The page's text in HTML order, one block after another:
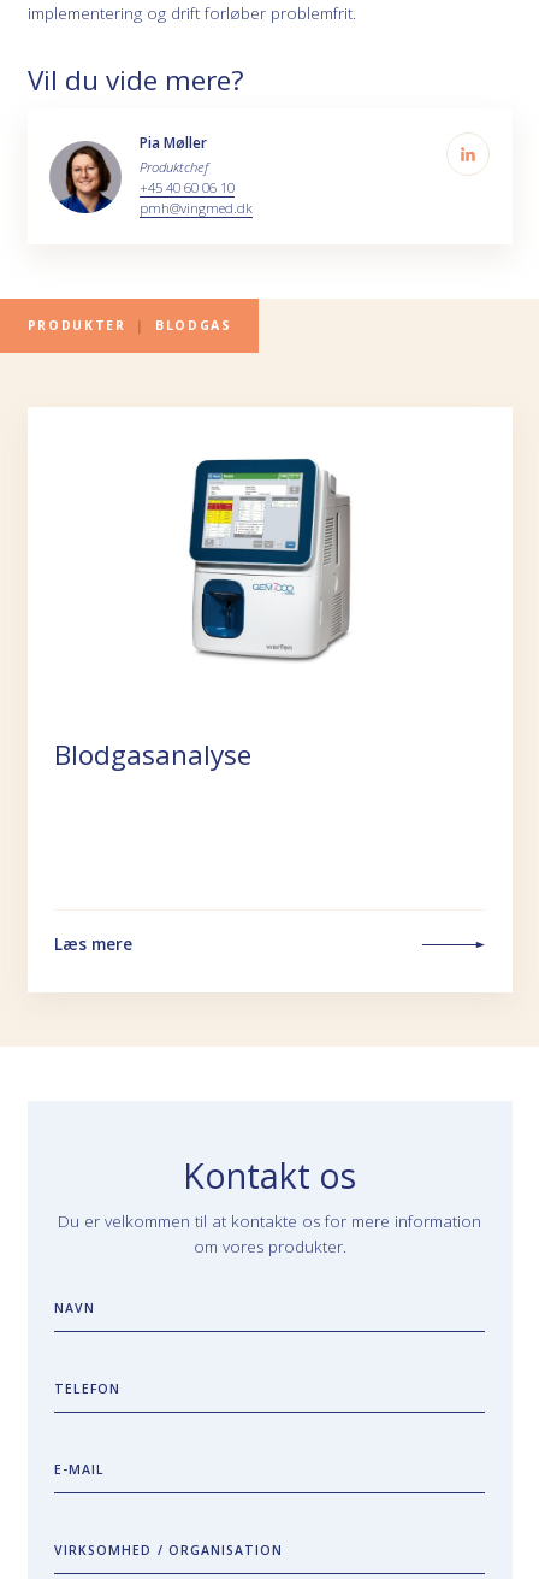
implementering og drift forløber problemfrit.
Vil du vide mere?
Pia Møller
Produktchef
+45 40 60 06 10
pmh@vingmed.dk
PRODUKTER | BLODGAS
Blodgasanalyse
Læs mere
Kontakt os
Du er velkommen til at kontakte os for mere information
om vores produkter.
NAVN
TELEFON
E-MAIL
VIRKSOMHED / ORGANISATION